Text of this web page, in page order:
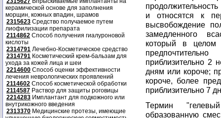
керамической основе для заполнения
морщин, кожных впадин, шрамов
2315623 Средство получаемое путем
лиофилизации препарата
2114862 Способ получения гиалуроновой
кислоты
2314791 Лечебно-Косметическое средство
2314791 Косметический крем-бальзам для
ухода за кожей лица и шеи
2214600 Способ оценки эффективности
лечения неврологических проявлений
2114602 Способ косметической обработки
2114587 Раствор для защиты роговицы
2214283 Имплантант для подкожного или
внутрикожного введения
2313370 Медицинские протезы, имеющие
и относятся к
высвобождение
замедленного
который в целом
приблизительно 2
дням или короче;
короче, более
приблизительно 7
Термин
образованную